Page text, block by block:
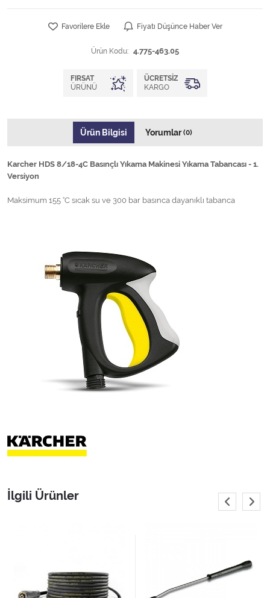
Favorilere Ekle Fiyatı Düşünce Haber Ver
Ürün Kodu: 4.775-463.05
FIRSAT
ÜRÜNÜ
ÜCRETSIZ
KARGO
Ürün Bilgisi Yorumlar(0)
Karcher HDS 8/18-4C Basınçlı Yıkama Makinesi Yıkama Tabancası - 1.
Versiyon
Maksimum 155 °C sıcak su ve 300 bar basınca dayanıklı tabanca
İlgili Ürünler